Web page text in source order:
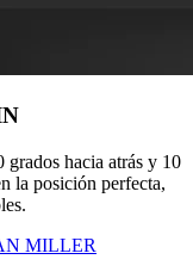
hacia atrás y 10
la posición perfecta,
MILLER